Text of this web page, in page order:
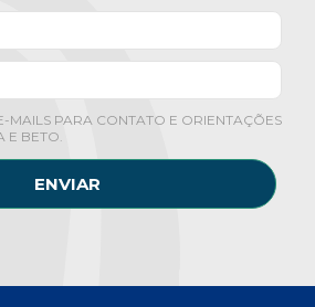
MAILS PARA CONTATO E ORIENTAÇÕES
E BETO.
ENVIAR